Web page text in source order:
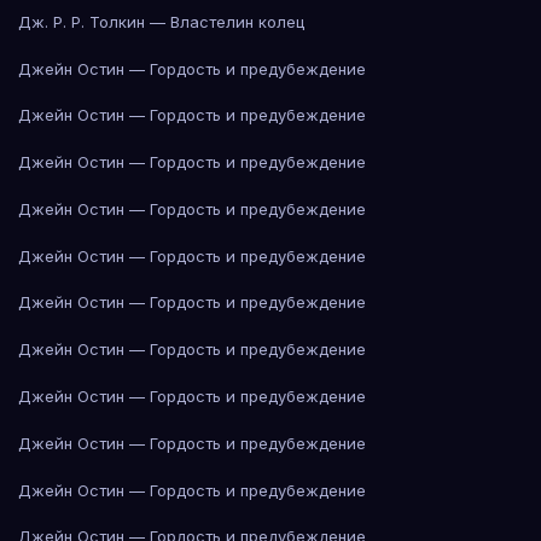
Дж. Р. Р. Толкин — Властелин колец
Джейн Остин — Гордость и предубеждение
Джейн Остин — Гордость и предубеждение
Джейн Остин — Гордость и предубеждение
Джейн Остин — Гордость и предубеждение
Джейн Остин — Гордость и предубеждение
Джейн Остин — Гордость и предубеждение
Джейн Остин — Гордость и предубеждение
Джейн Остин — Гордость и предубеждение
Джейн Остин — Гордость и предубеждение
Джейн Остин — Гордость и предубеждение
Джейн Остин — Гордость и предубеждение